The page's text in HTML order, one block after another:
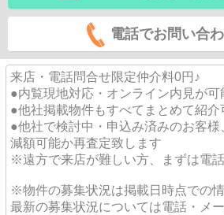
電話でお問い合
来店・電話問合せ限定仲介料0円♪
●内覧現地対応・オンライン内見が可
●他社掲載物件もすべてまとめて紹介
●他社で検討中・申込み済みのお客様
減額可能か再査定致します
※遠方で来店が難しい方、まずは電
※物件の募集状況は掲載日時点での
最新の募集状況については電話・メ